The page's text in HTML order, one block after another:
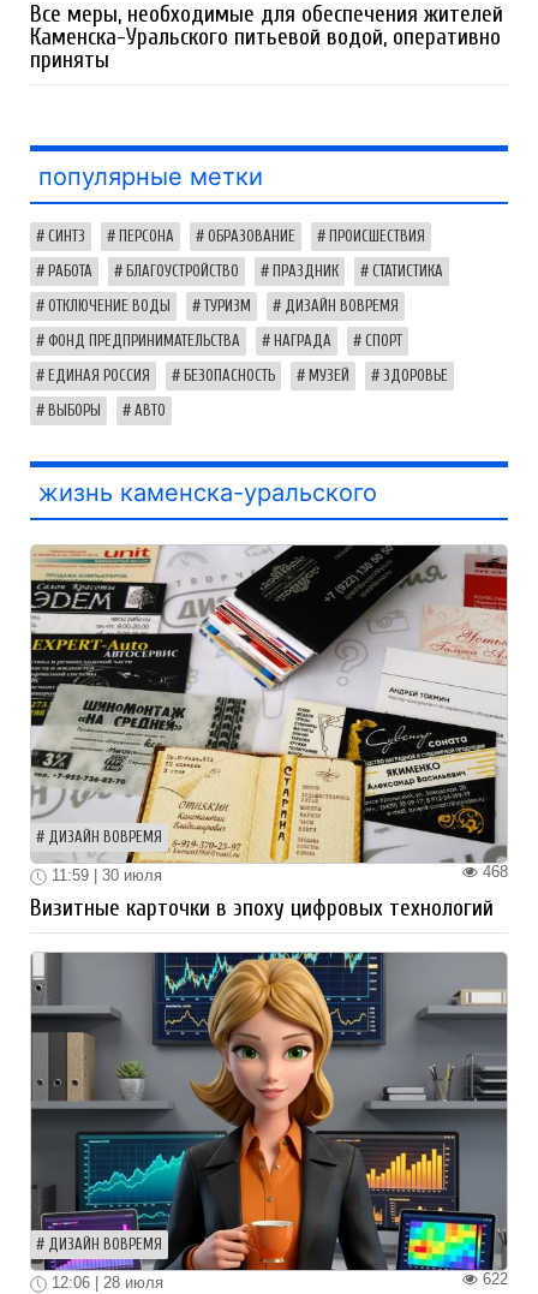
Все меры, необходимые для обеспечения жителей
Каменска-Уральского питьевой водой, оперативно
приняты
популярные метки
СИНТЗ ПЕРСОНА ОБРАЗОВАНИЕ ПРОИСШЕСТВИЯ
РАБОТА БЛАГОУСТРОЙСТВО ПРАЗДНИК СТАТИСТИКА
ОТКЛЮЧЕНИЕ ВОДЫ ТУРИЗМ ДИЗАЙН ВОВРЕМЯ
ФОНД ПРЕДПРИНИМАТЕЛЬСТВА НАГРАДА СПОРТ
ЕДИНАЯ РОССИЯ БЕЗОПАСНОСТЬ МУЗЕЙ ЗДОРОВЬЕ
ВЫБОРЫ АВТО
жизнь каменска-уральского
ДИЗАЙН ВОВРЕМЯ
468
11:59 | 30 июля
Визитные карточки в эпоху цифровых технологий
ДИЗАЙН ВОВРЕМЯ
622
12:06 | 28 июля